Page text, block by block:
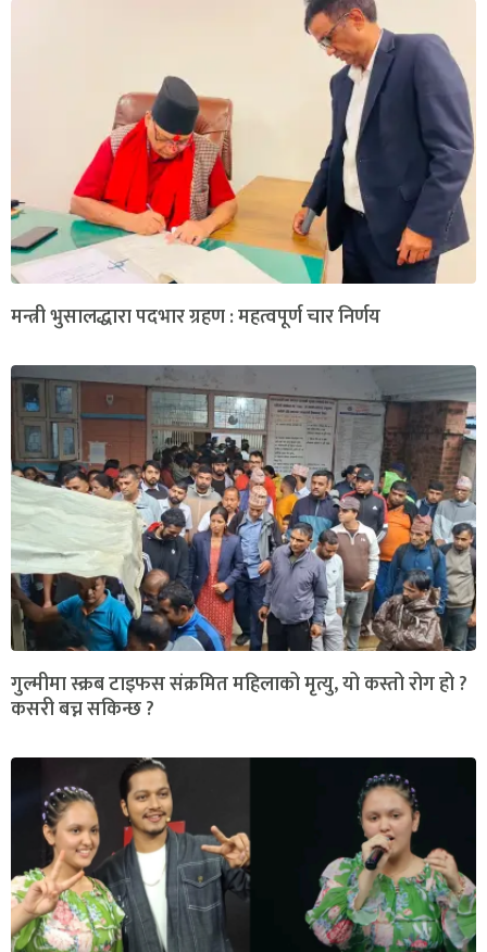
मन्त्री भुसालद्धारा पदभार ग्रहण : महत्वपूर्ण चार निर्णय
गुल्मीमा स्क्रब टाइफस संक्रमित महिलाको मृत्यु, यो कस्तो रोग हो ?
कसरी बच्न सकिन्छ ?